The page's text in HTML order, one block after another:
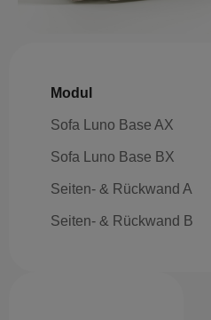
Modul
Sofa Luno Base AX
Sofa Luno Base BX
Seiten- & Rückwand A
Seiten- & Rückwand B